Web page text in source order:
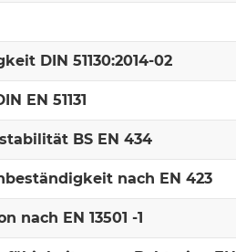
DIN 51130:2014-02
EN 51131
BS EN 434
nach EN 423
nach EN 13501 -1